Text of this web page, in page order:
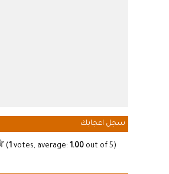
سجل اعجابك
( 1 votes, average: 1.00 out of 5)